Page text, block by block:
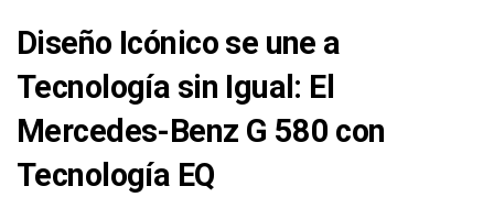
Diseño Icónico se une a
Tecnología sin Igual: El
Mercedes-Benz G 580 con
Tecnología EQ